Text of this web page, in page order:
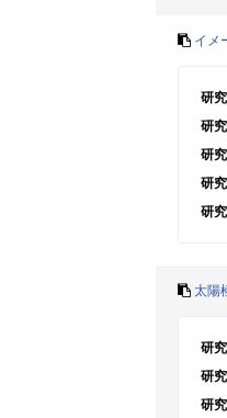
イメ
研
研
研
研
研
太陽
研
研
研